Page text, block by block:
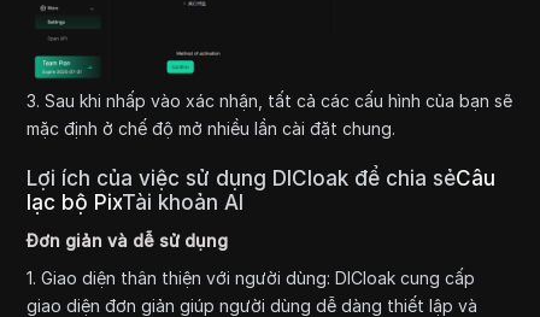
3. Sau khi nhấp vào xác nhận, tất cả các cấu hình của bạn sẽ
mặc định ở chế độ mở nhiều lần cài đặt chung.
Lợi ích của việc sử dụng DICloak để chia sẻCâu
lạc bộ PixTài khoản AI
Đơn giản và dễ sử dụng
1. Giao diện thân thiện với người dùng: DICloak cung cấp
giao diện đơn giản giúp người dùng dễ dàng thiết lập và